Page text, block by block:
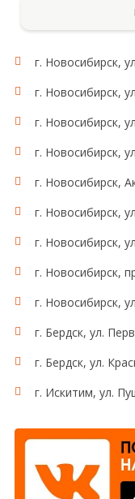
Область
г. Новосибирск,
г. Новосибирск,
г. Новосибирск,
г. Новосибирск,
г. Новосибирск,
г. Новосибирск,
г. Новосибирск,
г. Новосибирск,
г. Новосибирск,
г. Бердск, ул.
г. Бердск, ул.
г. Искитим, ул.